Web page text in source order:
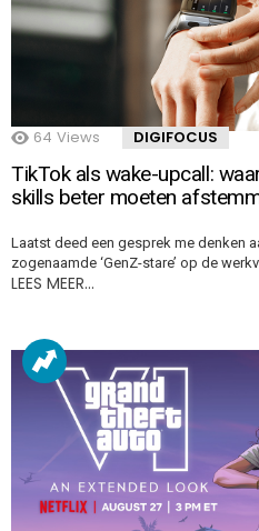
64 Views DIGIFOCUS
TikTok als wake-upcall:
skills beter moeten
Laatst deed een gesprek me denken
zogenaamde ‘GenZ-stare’ op de
LEES MEER…